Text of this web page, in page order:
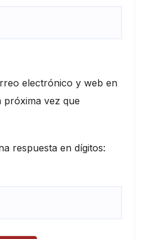
electrónico y web en
próxima vez que
respuesta en dígitos: